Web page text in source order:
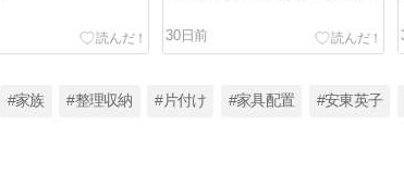
30日前
#家族 #整理収納 #片付け #家具配置 #安東英子